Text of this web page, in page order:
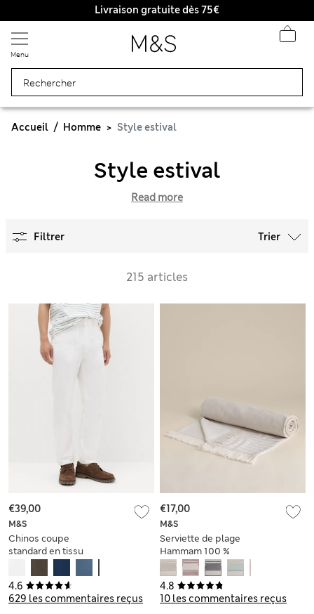
Livraison gratuite dès 75€
Menu
Accueil Homme Style estival
Style estival
Read more
Filtrer Trier
215 articles
4.6
629 les commentaires reçus
M&S
Chinos coupe
standard en tissu
€39,00
4.8
10 les commentaires reçus
M&S
Serviette de plage
Hammam 100 %
coton
€17,00